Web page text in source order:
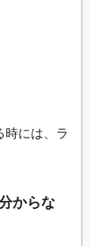
時には、ラ
からな